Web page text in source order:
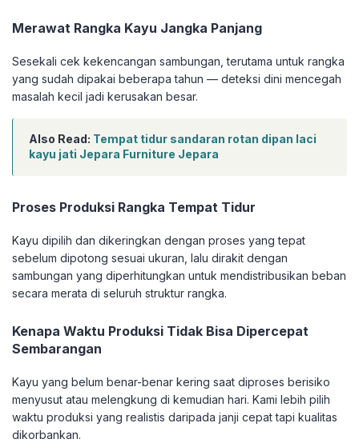
Merawat Rangka Kayu Jangka Panjang
Sesekali cek kekencangan sambungan, terutama untuk rangka
yang sudah dipakai beberapa tahun — deteksi dini mencegah
masalah kecil jadi kerusakan besar.
Also Read: Tempat tidur sandaran rotan dipan laci
kayu jati Jepara Furniture Jepara
Proses Produksi Rangka Tempat Tidur
Kayu dipilih dan dikeringkan dengan proses yang tepat
sebelum dipotong sesuai ukuran, lalu dirakit dengan
sambungan yang diperhitungkan untuk mendistribusikan beban
secara merata di seluruh struktur rangka.
Kenapa Waktu Produksi Tidak Bisa Dipercepat
Sembarangan
Kayu yang belum benar-benar kering saat diproses berisiko
menyusut atau melengkung di kemudian hari. Kami lebih pilih
waktu produksi yang realistis daripada janji cepat tapi kualitas
dikorbankan.